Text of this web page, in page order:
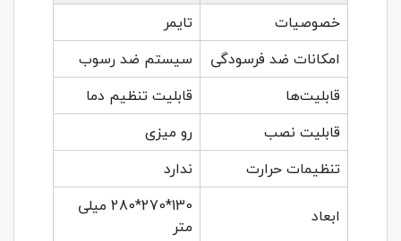
خصوصیات
تایمر
امکانات ضد فرسودگی
سیستم ضد رسوب
قابلیت‌ها
قابلیت تنظیم دما
قابلیت نصب
رو میزی
تنظیمات حرارت
ندارد
ابعاد
130*270*280 میلی
متر